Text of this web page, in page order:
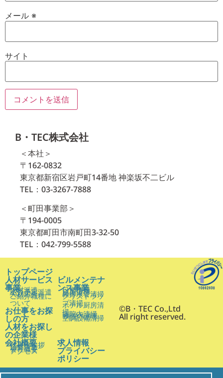
メール ※
サイト
B・TEC株式会社
＜本社＞
〒162-0832
東京都新宿区岩戸町14番地 神楽坂不二ビル
TEL：03-3267-7888
＜町田事業部＞
〒194-0005
東京都町田市南町田3-32-50
TEL：042-799-5588
トップページ
人材サービス
事業
人材派遣
紹介予定派遣
人材紹介
ご紹介職種に
ついて
お仕事をお探
しの方
人材をお探し
の企業様
ビルメンテナ
ンス事業
日常清掃
定期清掃
雑排水管清掃
グリストラッ
プ清掃
ホテル厨房清
掃
病院内清掃
病院内消毒
空調設備清掃
会社概要
代表ご挨拶
企業理念
会社概要
アクセス
求人情報
プライバシー
ポリシー
©B・TEC Co.,Ltd
All right reserved.